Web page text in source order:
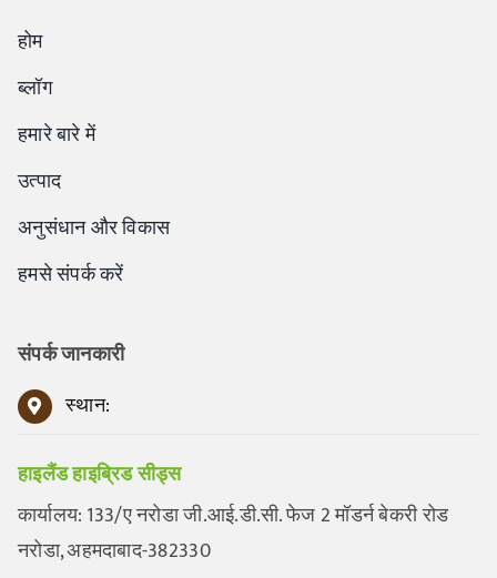
होम
ब्लॉग
हमारे बारे में
उत्पाद
अनुसंधान और विकास
हमसे संपर्क करें
संपर्क जानकारी
स्थान:
हाइलैंड हाइब्रिड सीड्स
कार्यालय: 133/ए नरोडा जी.आई.डी.सी. फेज 2 मॉडर्न बेकरी रोड
नरोडा, अहमदाबाद-382330